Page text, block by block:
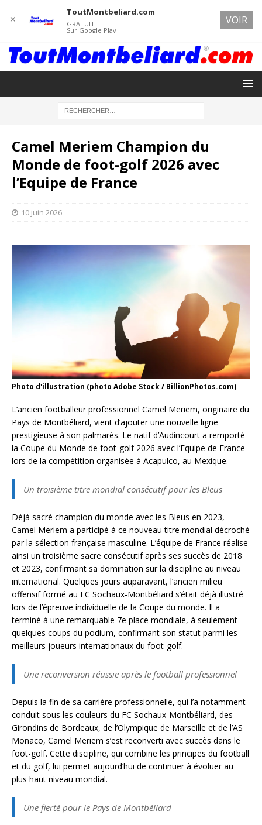
Camel Meriem Champion du
Monde de foot-golf 2026 avec
l’Equipe de France
10 juin 2026
Photo d'illustration (photo Adobe Stock / BillionPhotos.com)
L’ancien footballeur professionnel Camel Meriem, originaire du
Pays de Montbéliard, vient d’ajouter une nouvelle ligne
prestigieuse à son palmarès. Le natif d’Audincourt a remporté
la Coupe du Monde de foot-golf 2026 avec l’Equipe de France
lors de la compétition organisée à Acapulco, au Mexique.
Un troisième titre mondial consécutif pour les Bleus
Déjà sacré champion du monde avec les Bleus en 2023,
Camel Meriem a participé à ce nouveau titre mondial décroché
par la sélection française masculine. L’équipe de France réalise
ainsi un troisième sacre consécutif après ses succès de 2018
et 2023, confirmant sa domination sur la discipline au niveau
international. Quelques jours auparavant, l’ancien milieu
offensif formé au FC Sochaux-Montbéliard s’était déjà illustré
lors de l’épreuve individuelle de la Coupe du monde. Il a
terminé à une remarquable 7e place mondiale, à seulement
quelques coups du podium, confirmant son statut parmi les
meilleurs joueurs internationaux du foot-golf.
Une reconversion réussie après le football professionnel
Depuis la fin de sa carrière professionnelle, qui l’a notamment
conduit sous les couleurs du FC Sochaux-Montbéliard, des
Girondins de Bordeaux, de l’Olympique de Marseille et de l’AS
Monaco, Camel Meriem s’est reconverti avec succès dans le
foot-golf. Cette discipline, qui combine les principes du football
et du golf, lui permet aujourd’hui de continuer à évoluer au
plus haut niveau mondial.
Une fierté pour le Pays de Montbéliard
✕
ToutMontbeliard.com
GRATUIT
Sur Google Play
VOIR